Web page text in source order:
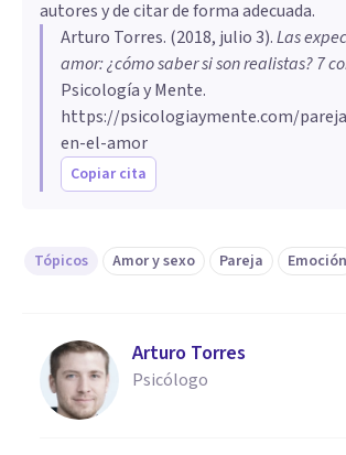
autores y de citar de forma adecuada.
Arturo Torres. (2018, julio 3).Las
amor: ¿cómo saber si son realistas? 7
Psicología y Mente.
https://psicologiaymente.com/
en-el-amor
Copiar cita
Tópicos Amor y sexo Pareja Emoción
Arturo Torres
Psicólogo